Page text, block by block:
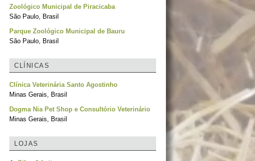
Zoológico Municipal de Piracicaba
São Paulo, Brasil
Parque Zoológico Municipal de Bauru
São Paulo, Brasil
CLÍNICAS
Clínica Veterinária Santo Agostinho
Minas Gerais, Brasil
Dogma Nia Pet Shop e Consultório Veterinário
Minas Gerais, Brasil
LOJAS